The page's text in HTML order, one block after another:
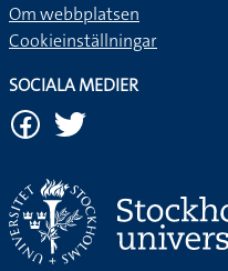
Om webbplatsen
Cookieinställningar
SOCIALA MEDIER